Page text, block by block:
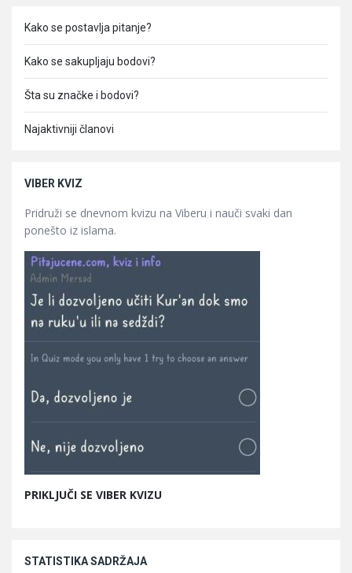
Kako se postavlja pitanje?
Kako se sakupljaju bodovi?
Šta su značke i bodovi?
Najaktivniji članovi
VIBER KVIZ
Pridruži se dnevnom kvizu na Viberu i nauči svaki dan
ponešto iz islama.
PRIKLJUČI SE VIBER KVIZU
STATISTIKA SADRŽAJA